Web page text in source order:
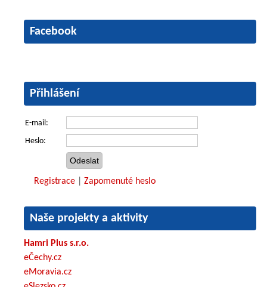
Facebook
Přihlášení
E-mail:
Heslo:
Registrace Zapomenuté heslo
Naše projekty a aktivity
Hamri Plus s.r.o.
eČechy.cz
eMoravia.cz